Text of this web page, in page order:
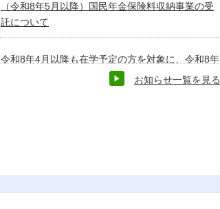
（令和8年5月以降）国民年金保険料収納事業の受
託について
令和8年4月以降も在学予定の方を対象に、令和8年
度の手続きについてのお知らせ お知らせ一覧を見る